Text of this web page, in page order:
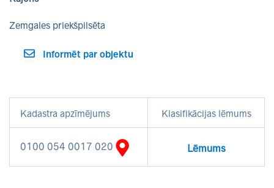
Zemgales priekšpilsēta
Informēt par objektu
Kadastra apzīmējums Klasifikācijas lēmums
0100 054 0017 020 Lēmums